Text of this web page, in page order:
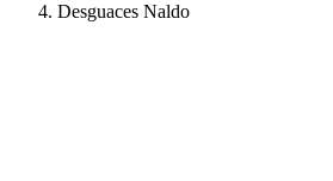
Desguaces Naldo